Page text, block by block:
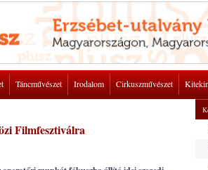
Táncművészet Irodalom Cirkuszművészet
Filmfesztiválra